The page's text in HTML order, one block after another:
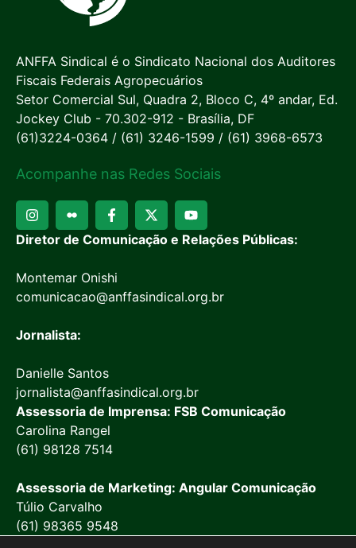
ANFFA Sindical é o Sindicato Nacional dos Auditores
Fiscais Federais Agropecuários
Setor Comercial Sul, Quadra 2, Bloco C, 4º andar, Ed.
Jockey Club - 70.302-912 - Brasília, DF
(61)3224-0364 / (61) 3246-1599 / (61) 3968-6573
Acompanhe nas Redes Sociais
Diretor de Comunicação e Relações Públicas:
Montemar Onishi
comunicacao@anffasindical.org.br
Jornalista:
Danielle Santos
jornalista@anffasindical.org.br
Assessoria de Imprensa: FSB Comunicação
Carolina Rangel
(61) 98128 7514
Assessoria de Marketing: Angular Comunicação
Túlio Carvalho
(61) 98365 9548